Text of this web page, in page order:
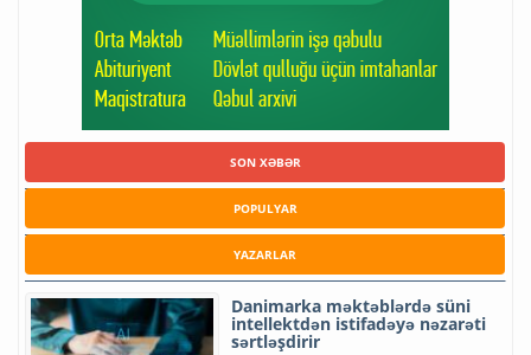
SON XƏBƏR
POPULYAR
YAZARLAR
Danimarka məktəblərdə süni
intellektdən istifadəyə nəzarəti
sərtləşdirir